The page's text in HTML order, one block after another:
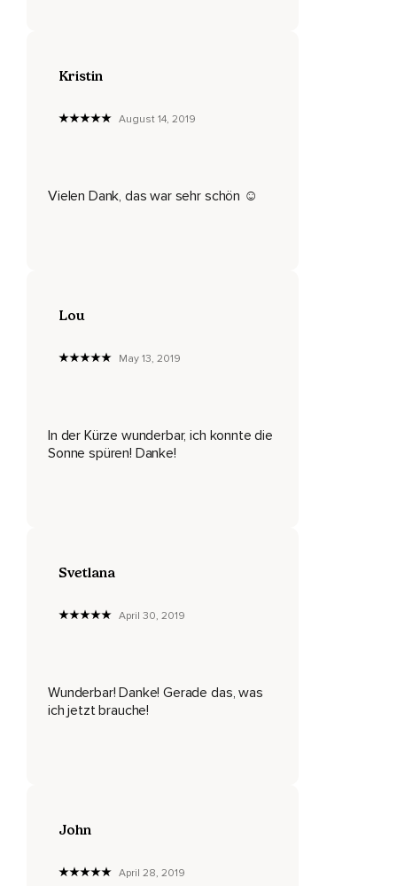
Kristin
August 14, 2019
Vielen Dank, das war sehr schön ☺️
Lou
May 13, 2019
In der Kürze wunderbar, ich konnte die
Sonne spüren! Danke!
Svetlana
April 30, 2019
Wunderbar! Danke! Gerade das, was
ich jetzt brauche!
John
April 28, 2019